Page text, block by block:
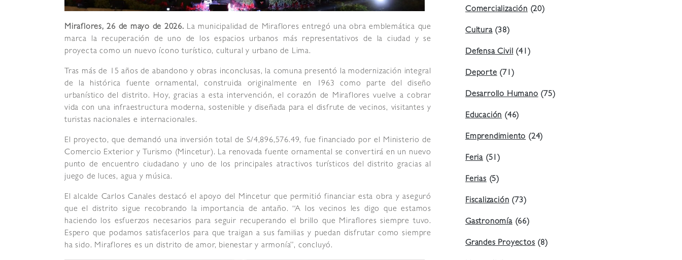
Miraflores, 26 de mayo de 2026. La municipalidad de Miraflores entregó una obra emblemática que
marca la recuperación de uno de los espacios urbanos más representativos de la ciudad y se
proyecta como un nuevo ícono turístico, cultural y urbano de Lima.
Tras más de 15 años de abandono y obras inconclusas, la comuna presentó la modernización integral
de la histórica fuente ornamental, construida originalmente en 1963 como parte del diseño
urbanístico del distrito. Hoy, gracias a esta intervención, el corazón de Miraflores vuelve a cobrar
vida con una infraestructura moderna, sostenible y diseñada para el disfrute de vecinos, visitantes y
turistas nacionales e internacionales.
El proyecto, que demandó una inversión total de S/4,896,576.49, fue financiado por el Ministerio de
Comercio Exterior y Turismo (Mincetur). La renovada fuente ornamental se convertirá en un nuevo
punto de encuentro ciudadano y uno de los principales atractivos turísticos del distrito gracias al
juego de luces, agua y música.
El alcalde Carlos Canales destacó el apoyo del Mincetur que permitió financiar esta obra y aseguró
que el distrito sigue recobrando la importancia de antaño. “A los vecinos les digo que estamos
haciendo los esfuerzos necesarios para seguir recuperando el brillo que Miraflores siempre tuvo.
Espero que podamos satisfacerlos para que traigan a sus familias y puedan disfrutar como siempre
ha sido. Miraflores es un distrito de amor, bienestar y armonía”, concluyó.
Comercialización(20)
Cultura(38)
Defensa Civil(41)
Deporte(71)
Desarrollo Humano(75)
Educación(46)
Emprendimiento(24)
Feria (51)
Ferias(5)
Fiscalización(73)
Gastronomía(66)
Grandes Proyectos(8)